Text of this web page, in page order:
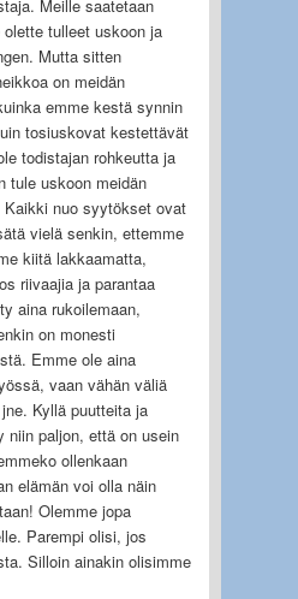
Meille saatetaan
tulleet uskoon ja
Mutta sitten
on meidän
emme kestä synnin
tosiuskovat kestettävät
todistajan rohkeutta ja
tule uskoon meidän
nuo syytökset ovat
vielä senkin, ettemme
kiitä lakkaamatta,
riivaajia ja parantaa
aina rukoilemaan,
on monesti
Emme ole aina
vaan vähän väliä
Kyllä puutteita ja
paljon, että on usein
ollenkaan
elämän voi olla näin
Olemme jopa
Parempi olisi, jos
Silloin ainakin olisimme